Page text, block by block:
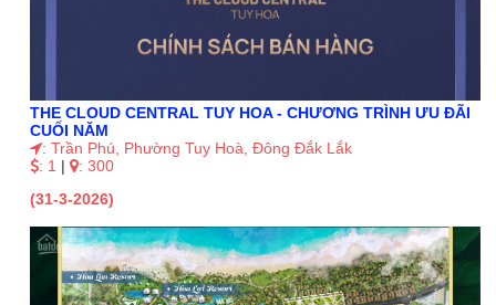
THE CLOUD CENTRAL TUY HOA - CHƯƠNG TRÌNH ƯU ĐÃI
CUỐI NĂM
: Trần Phú, Phường Tuy Hoà, Đông Đắk Lắk
: 1 | : 300
(31-3-2026)